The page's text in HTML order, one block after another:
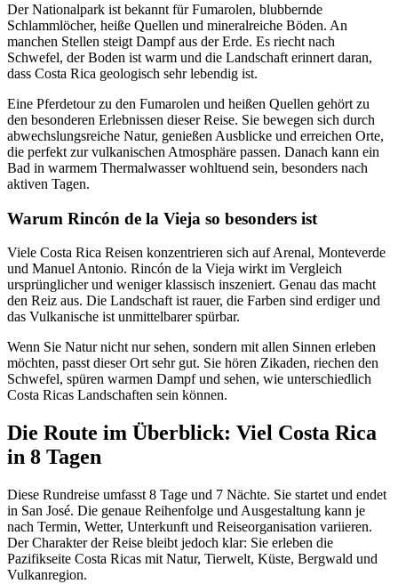
Der Nationalpark ist bekannt für Fumarolen, blubbernde
Schlammlöcher, heiße Quellen und mineralreiche Böden. An
manchen Stellen steigt Dampf aus der Erde. Es riecht nach
Schwefel, der Boden ist warm und die Landschaft erinnert daran,
dass Costa Rica geologisch sehr lebendig ist.
Eine Pferdetour zu den Fumarolen und heißen Quellen gehört zu
den besonderen Erlebnissen dieser Reise. Sie bewegen sich durch
abwechslungsreiche Natur, genießen Ausblicke und erreichen Orte,
die perfekt zur vulkanischen Atmosphäre passen. Danach kann ein
Bad in warmem Thermalwasser wohltuend sein, besonders nach
aktiven Tagen.
Warum Rincón de la Vieja so besonders ist
Viele Costa Rica Reisen konzentrieren sich auf Arenal, Monteverde
und Manuel Antonio. Rincón de la Vieja wirkt im Vergleich
ursprünglicher und weniger klassisch inszeniert. Genau das macht
den Reiz aus. Die Landschaft ist rauer, die Farben sind erdiger und
das Vulkanische ist unmittelbarer spürbar.
Wenn Sie Natur nicht nur sehen, sondern mit allen Sinnen erleben
möchten, passt dieser Ort sehr gut. Sie hören Zikaden, riechen den
Schwefel, spüren warmen Dampf und sehen, wie unterschiedlich
Costa Ricas Landschaften sein können.
Die Route im Überblick: Viel Costa Rica
in 8 Tagen
Diese Rundreise umfasst 8 Tage und 7 Nächte. Sie startet und endet
in San José. Die genaue Reihenfolge und Ausgestaltung kann je
nach Termin, Wetter, Unterkunft und Reiseorganisation variieren.
Der Charakter der Reise bleibt jedoch klar: Sie erleben die
Pazifikseite Costa Ricas mit Natur, Tierwelt, Küste, Bergwald und
Vulkanregion.